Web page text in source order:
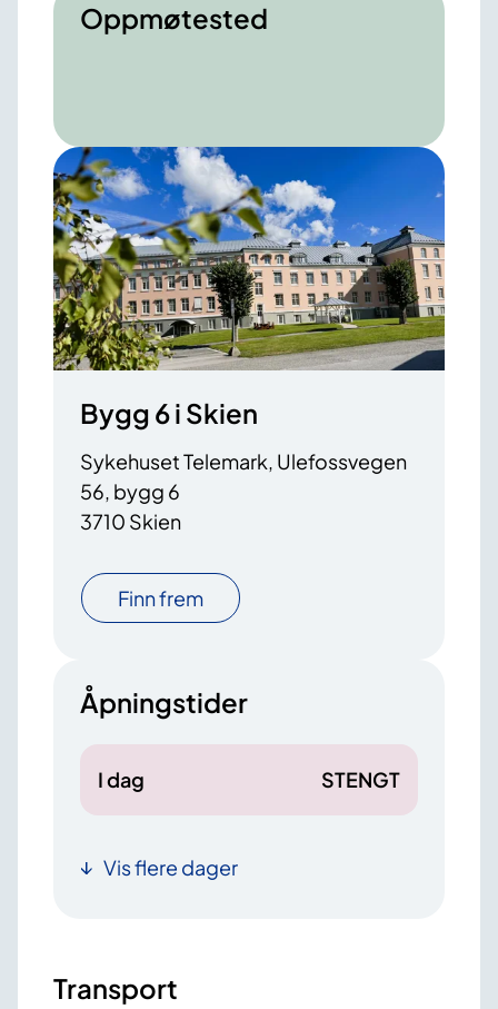
Oppmøtested
Bygg 6 i Skien
Sykehuset Telemark, Ulefossvegen
56, bygg 6
3710 Skien
Finn frem
Åpningstider
I dag STENGT
Vis flere dager
Transport